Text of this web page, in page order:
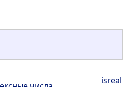
isreal